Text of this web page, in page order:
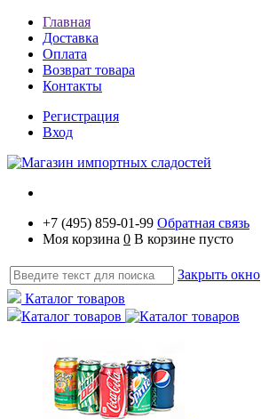
Главная
Доставка
Оплата
Возврат товара
Контакты
Регистрация
Вход
+7 (495) 859-01-99 Обратная связь
Моя корзина 0 В корзине пусто
Закрыть окно
Каталог товаров
Каталог товаров